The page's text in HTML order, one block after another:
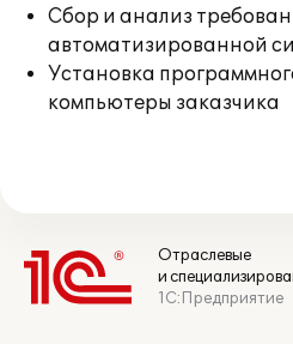
Сбор и анализ
автоматизированной
Установка
компьютеры заказчика
Отраслевые
и
1С:Предприятие